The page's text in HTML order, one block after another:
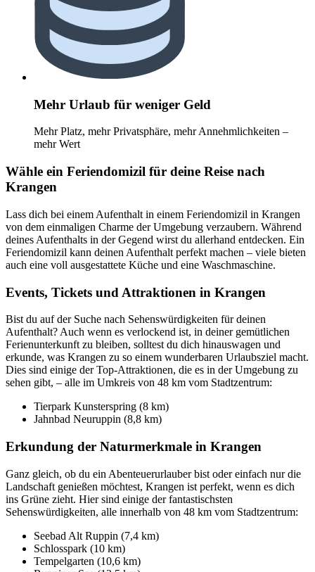
Mehr Urlaub für weniger Geld
Mehr Platz, mehr Privatsphäre, mehr Annehmlichkeiten –
mehr Wert
Wähle ein Feriendomizil für deine Reise nach
Krangen
Lass dich bei einem Aufenthalt in einem Feriendomizil in Krangen
von dem einmaligen Charme der Umgebung verzaubern. Während
deines Aufenthalts in der Gegend wirst du allerhand entdecken. Ein
Feriendomizil kann deinen Aufenthalt perfekt machen – viele bieten
auch eine voll ausgestattete Küche und eine Waschmaschine.
Events, Tickets und Attraktionen in Krangen
Bist du auf der Suche nach Sehenswürdigkeiten für deinen
Aufenthalt? Auch wenn es verlockend ist, in deiner gemütlichen
Ferienunterkunft zu bleiben, solltest du dich hinauswagen und
erkunde, was Krangen zu so einem wunderbaren Urlaubsziel macht.
Dies sind einige der Top-Attraktionen, die es in der Umgebung zu
sehen gibt, – alle im Umkreis von 48 km vom Stadtzentrum:
Tierpark Kunsterspring (8 km)
Jahnbad Neuruppin (8,8 km)
Erkundung der Naturmerkmale in Krangen
Ganz gleich, ob du ein Abenteuerurlauber bist oder einfach nur die
Landschaft genießen möchtest, Krangen ist perfekt, wenn es dich
ins Grüne zieht. Hier sind einige der fantastischsten
Sehenswürdigkeiten, alle innerhalb von 48 km vom Stadtzentrum:
Seebad Alt Ruppin (7,4 km)
Schlosspark (10 km)
Tempelgarten (10,6 km)